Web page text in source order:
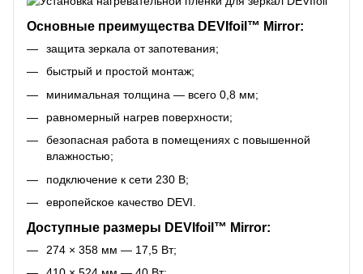
Основные преимущества DEVIfoil™ Mirror:
защита зеркала от запотевания;
быстрый и простой монтаж;
минимальная толщина — всего 0,8 мм;
равномерный нагрев поверхности;
безопасная работа в помещениях с повышенной
влажностью;
подключение к сети 230 В;
европейское качество DEVI.
Доступные размеры DEVIfoil™ Mirror:
274 × 358 мм — 17,5 Вт;